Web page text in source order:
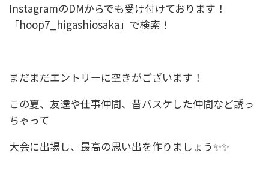
InstagramのDMからでも受け付けております！
「hoop7_higashiosaka」で検索！
まだまだエントリーに空きがございます！
この夏、友達や仕事仲間、昔バスケした仲間など誘っ
ちゃって
大会に出場し、最高の思い出を作りましょう✨✨